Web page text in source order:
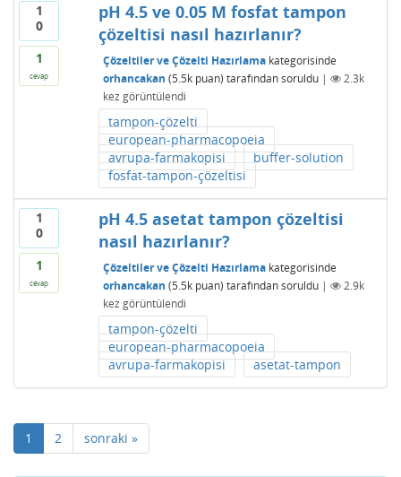
1
0
1
cevap
pH 4.5 ve 0.05 M fosfat tampon
çözeltisi nasıl hazırlanır?
Çözeltiler ve Çözelti Hazırlamakategorisinde
orhancakan (5.5kpuan) tarafından soruldu |
2.3k
kez görüntülendi
tampon-çözelti
european-pharmacopoeia
avrupa-farmakopisi
buffer-solution
fosfat-tampon-çözeltisi
1
0
1
cevap
pH 4.5 asetat tampon çözeltisi
nasıl hazırlanır?
Çözeltiler ve Çözelti Hazırlamakategorisinde
orhancakan (5.5kpuan) tarafından soruldu |
2.9k
kez görüntülendi
tampon-çözelti
european-pharmacopoeia
avrupa-farmakopisi
asetat-tampon
1 2 sonraki »